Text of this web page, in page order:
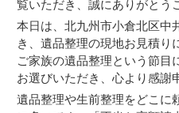
覧いただき、誠にありがとう
本日は、北九州市小倉北区中
き、遺品整理の現地お見積り
ご家族の遺品整理という節目
お選びいただき、心より感謝
遺品整理や生前整理をどこに